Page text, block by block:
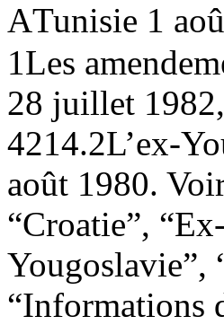
ATunisie 1
1Les
28 juillet
4214.2L’ex-
août 1980.
“Croatie”,
Yougoslavie”,
“Informations